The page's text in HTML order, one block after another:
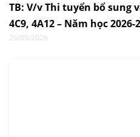
TB: V/v Thi tuyển bổ sung
4C9, 4A12 – Năm học 2026-
25/05/2026